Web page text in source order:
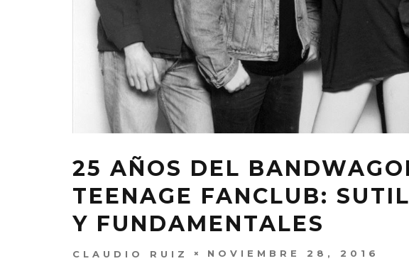
25 AÑOS DEL
TEENAGE FANCLUB:
Y FUNDAMENTALES
CLAUDIO RUIZ NOVIEMBRE 28, 2016